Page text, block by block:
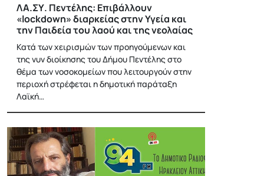
ΛΑ.ΣΥ. Πεντέλης: Επιβάλλουν
«lockdown» διαρκείας στην Υγεία και
την Παιδεία του λαού και της νεολαίας
Κατά των χειρισμών των προηγούμενων και
της νυν διοίκησης του Δήμου Πεντέλης στο
θέμα των νοσοκομείων που λειτουργούν στην
περιοχή στρέφεται η δημοτική παράταξη
Λαϊκή…